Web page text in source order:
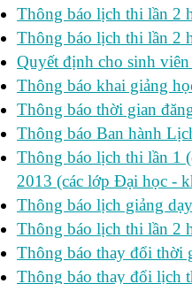
Thông báo lịch thi lần 2
Thông báo lịch thi lần 2
Quyết định cho sinh
Thông báo khai giảng
Thông báo thời gian
Thông báo Ban hành
Thông báo lịch thi lần 1
2013 (các lớp Đại học -
Thông báo lịch giảng
Thông báo lịch thi lần 2
Thông báo thay đổi thời
Thông báo thay đổi lịch